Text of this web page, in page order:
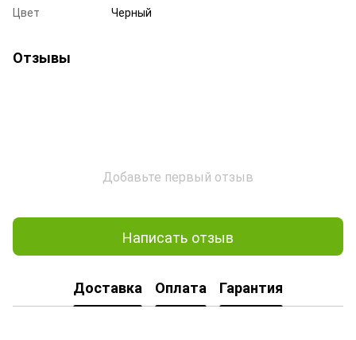
Цвет
Черный
Отзывы
Добавьте первый отзыв
Написать отзыв
Доставка Оплата Гарантия